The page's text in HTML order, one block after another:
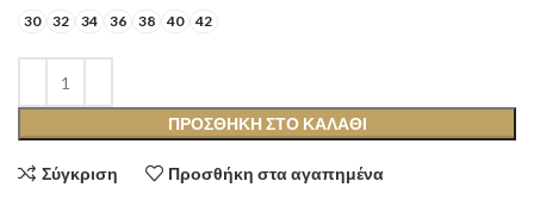
30 32 34 36 38 40 42
ΠΡΟΣΘΉΚΗ ΣΤΟ ΚΑΛΆΘΙ
Σύγκριση Προσθήκη στα αγαπημένα